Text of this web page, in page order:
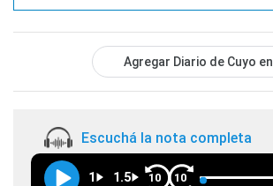
Agregar Diario de Cuyo en
Escuchá la nota completa
1 1.5 10 10